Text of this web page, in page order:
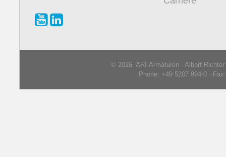
© 2026 ARI-Armaturen · Albert
Phone: +49 5207 994-0 ·